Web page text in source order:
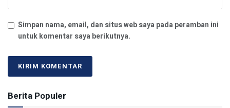
Simpan nama, email, dan situs web saya pada peramban ini
untuk komentar saya berikutnya.
Berita Populer